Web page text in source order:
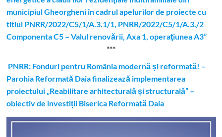
municipiul Gheorgheni în cadrul apelurilor de proiecte cu
titlul PNRR/2022/C5/1/A.3.1/1, PNRR/2022/C5/1/A.3./2
Componenta C5 – Valul renovării, Axa 1, operaţiunea A3”
***
PNRR: Fonduri pentru România modernă și reformată! –
Parohia Reformată Daia finalizează implementarea
proiectului „Reabilitare arhitecturală și structurală” –
obiectiv de investiții Biserica Reformată Daia